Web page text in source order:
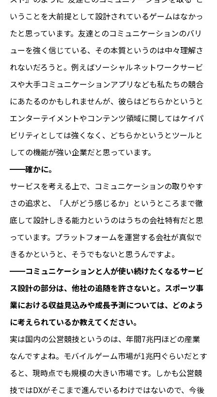
いうことを大前提として設計されているゲームはなかっ
たと思っています。友達とのコミュニケーションのバリ
ューを強く信じている、その本質というのは中々理解さ
れないだろうと。例えばソーシャルネットワークサービ
スや大手コミュニケーションアプリなども私たちの競合
にあたるのかもしれませんが、彼らはどちらかというと
エンターテイメントやコンテンツ領域に関してはケイパ
ビリティとしては強くなく、どちらかというとツールと
しての機能が強い企業だと思っています。
━━確かに。
サービスを考える上で、コミュニケーションの取りやす
さの追求と、「人がどう感じるか」というところまで徹
底して設計しきる能力というのはうちの会社特有だと思
っています。プラットフォームを運営する会社が真似で
きるかというと、そうでもないと思うんですよ。
━━コミュニケーションと人が使い続けたくなるサービ
ス設計の部分は、他社の追随を許さないと。スポーツ事
業における収益見込みや成長予測については、どのよう
に考えられているか教えてください。
実は国内の公営競技というのは、年間7兆円ほどの産業
なんですよね。モバイルゲーム市場が1兆円ぐらいだとす
ると、現時点でも規模の大きい市場です。しかも公営競
技ではDXがそこまで進んでいるわけではないので、今後